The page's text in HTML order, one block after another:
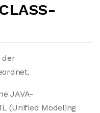
der
JAVA-
(Unified Modeling